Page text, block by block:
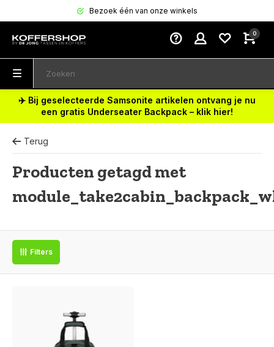
Bezoek één van onze winkels
0
✈️ Bij geselecteerde Samsonite artikelen ontvang je nu
een gratis Underseater Backpack – klik hier!
Terug
Producten getagd met
Filters